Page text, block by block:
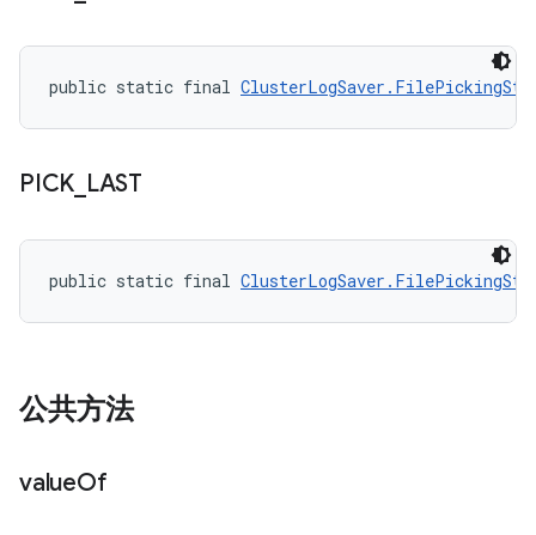
public static final
PICK LAST
public static final
公共方法
valueOf